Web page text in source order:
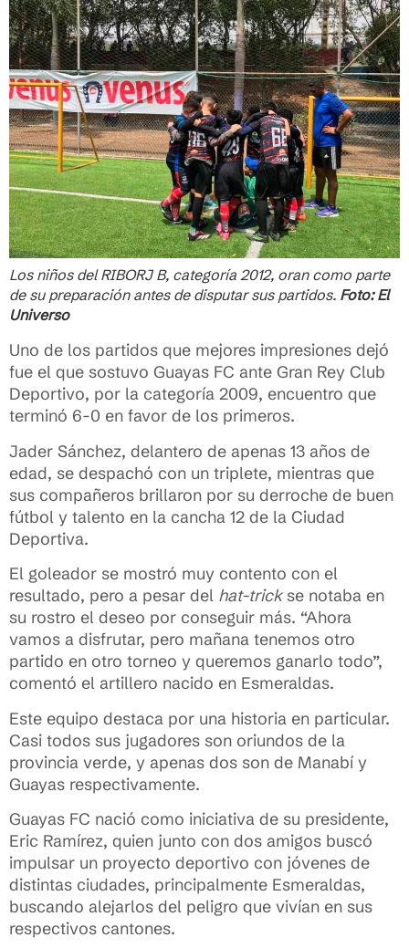
Los niños del RIBORJ B, categoría 2012, oran como parte
de su preparación antes de disputar sus partidos. Foto: El
Universo
Uno de los partidos que mejores impresiones dejó
fue el que sostuvo Guayas FC ante Gran Rey Club
Deportivo, por la categoría 2009, encuentro que
terminó 6-0 en favor de los primeros.
Jader Sánchez, delantero de apenas 13 años de
edad, se despachó con un triplete, mientras que
sus compañeros brillaron por su derroche de buen
fútbol y talento en la cancha 12 de la Ciudad
Deportiva.
El goleador se mostró muy contento con el
resultado, pero a pesar del hat-trickse notaba en
su rostro el deseo por conseguir más. “Ahora
vamos a disfrutar, pero mañana tenemos otro
partido en otro torneo y queremos ganarlo todo”,
comentó el artillero nacido en Esmeraldas.
Este equipo destaca por una historia en particular.
Casi todos sus jugadores son oriundos de la
provincia verde, y apenas dos son de Manabí y
Guayas respectivamente.
Guayas FC nació como iniciativa de su presidente,
Eric Ramírez, quien junto con dos amigos buscó
impulsar un proyecto deportivo con jóvenes de
distintas ciudades, principalmente Esmeraldas,
buscando alejarlos del peligro que vivían en sus
respectivos cantones.